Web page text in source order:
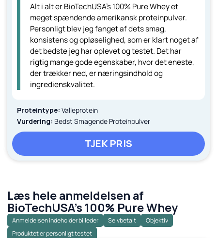
Alt i alt er BioTechUSA's 100% Pure Whey et
meget spændende amerikansk proteinpulver.
Personligt blev jeg fanget af dets smag,
konsistens og opløselighed, som er klart noget af
det bedste jeg har oplevet og testet. Det har
rigtig mange gode egenskaber, hvor det eneste,
der trækker ned, er næringsindhold og
ingredienskvalitet.
Proteintype: Valleprotein
Vurdering: Bedst Smagende Proteinpulver
TJEK PRIS
Læs hele anmeldelsen af
BioTechUSA's 100% Pure Whey
Anmeldelsen indeholder billeder Selvbetalt
Objektiv
Produktet er personligt testet